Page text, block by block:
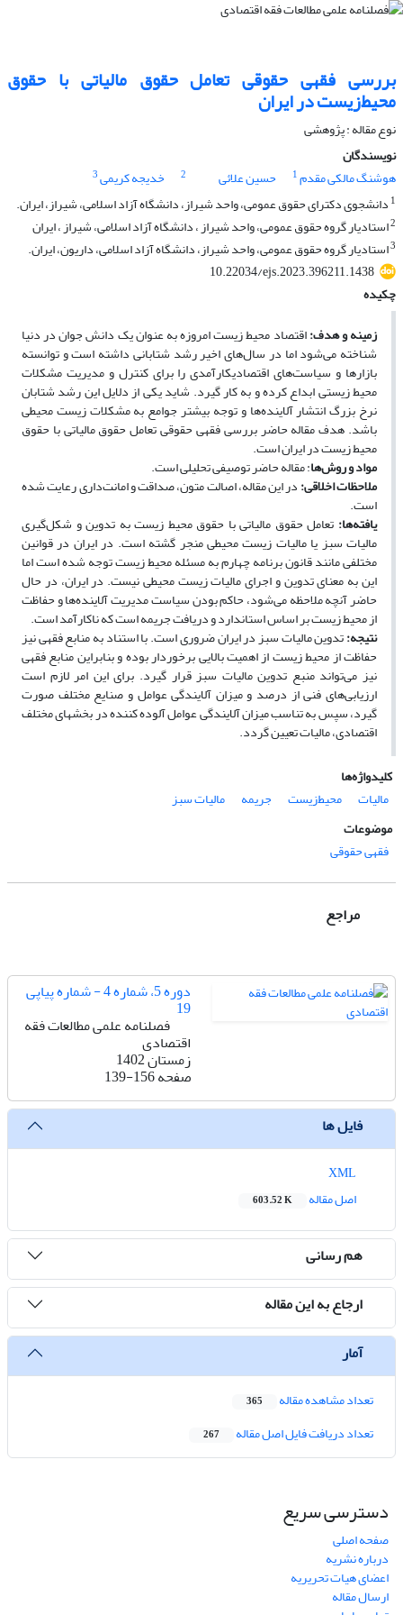
بررسی فقهی حقوقی تعامل حقوق مالیاتی با حقوق
محیط‌زیست در ایران
نوع مقاله : پژوهشی
نویسندگان
هوشنگ مالکی مقدم1 حسین علائی 2 خدیجه کریمی3
1 دانشجوی دکترای حقوق عمومی، واحد شیراز، دانشگاه آزاد اسلامی، شیراز، ایران.
2استادیار گروه حقوق عمومی، واحد شیراز ، دانشگاه آزاد اسلامی، شیراز ، ایران
3استادیار گروه حقوق عمومی، واحد شیراز، دانشگاه آزاد اسلامی، داریون، ایران.
10.22034/ejs.2023.396211.1438
چکیده
زمینه و هدف:اقتصاد محیط ‌زیست امروزه به‌ عنوان یک دانش جوان در دنیا
شناخته می‌شود اما در سال‌های اخیر رشد شتابانی داشته است و توانسته
بازارها و سیاست‌های اقتصادی­کارآمدی را برای کنترل و مدیریت­ مشکلات
محیط ­زیستی ابداع کرده و به کار گیرد. شاید یکی از دلایل این رشد شتابان
نرخ بزرگ انتشار آلاینده‌ها و توجه بیشتر جوامع به مشکلات زیست‌ محیطی
باشد. هدف مقاله حاضر بررسی فقهی حقوقی تعامل حقوق مالیاتی با حقوق
محیط ‌زیست در ایران است.
مواد و روش‌ها: مقاله حاضر توصیفی تحلیلی است.
ملاحظات اخلاقی:در این مقاله، اصالت متون، صداقت و امانت‌داری رعایت شده
است.
یافته‌ها: تعامل حقوق مالیاتی با حقوق محیط ‌زیست به تدوین و شکل‌گیری
مالیات سبز یا مالیات زیست‌ محیطی منجر گشته است. در ایران در قوانین
مختلفی مانند قانون برنامه چهارم به مسئله محیط‌ زیست توجه شده است اما
این به معنای تدوین و اجرای مالیات زیست‌ محیطی نیست. در ایران، در حال
حاضر آنچه ملاحظه می‌شود، حاکم بودن سیاست مدیریت آلاینده‌ها و حفاظت
از محیط ‌زیست بر اساس استاندارد و دریافت جریمه است که ناکارآمد است.
نتیجه‌:تدوین مالیات سبز در ایران ضروری است. با استناد به منابع فقهی نیز
حفاظت از محیط‌ زیست از اهمیت بالایی برخوردار بوده و بنابراین منابع فقهی
نیز می‌تواند منبع تدوین مالیات سبز قرار گیرد. برای این امر لازم است
ارزیابی‌های فنی از درصد و میزان آلایندگی عوامل و صنایع مختلف صورت
گیرد، سپس به ‌تناسب میزان آلایندگی عوامل آلوده کننده در بخش­های مختلف
اقتصادی، مالیات تعیین گردد.
کلیدواژه‌ها
مالیات
محیط‌زیست جریمه
مالیات سبز
موضوعات
فقهی حقوقی
مراجع
دوره 5، شماره 4 - شماره پیاپی
19
فصلنامه علمی مطالعات فقه
اقتصادی
زمستان 1402
صفحه139-156
فایل ها
اصل مقاله
603.52 K
هم رسانی
ارجاع به این مقاله
آمار
تعداد مشاهده مقاله 365
تعداد دریافت فایل اصل مقاله 267
دسترسی سریع
صفحه اصلی
درباره نشریه
اعضای هیات تحریریه
ارسال مقاله